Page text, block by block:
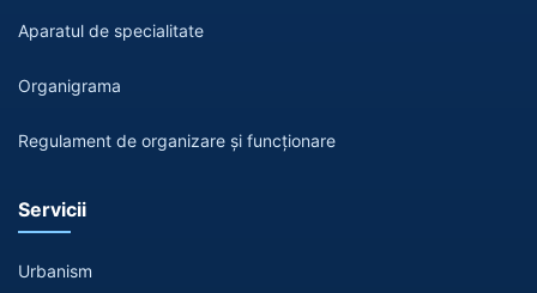
Aparatul de specialitate
Organigrama
Regulament de organizare și funcționare
Servicii
Urbanism